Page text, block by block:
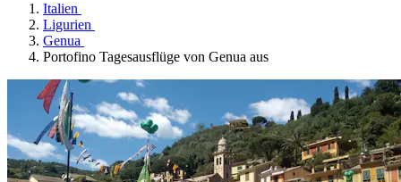
Italien
Ligurien
Genua
Portofino Tagesausflüge von Genua aus